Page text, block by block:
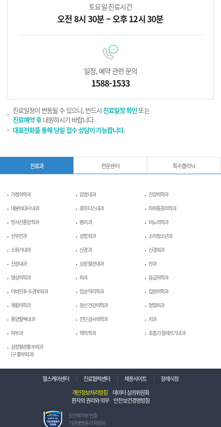
토요일 진료시간
오전 8시 30분 ~ 오후 12시 30분
일정, 예약 관련 문의
1588-1533
진료일정이 변동될 수 있으니, 반드시진료일정 확인또는
진료예약 후내원하시기 바랍니다.
대표전화를 통해 당일 접수 상담이 가능합니다.
진료과 전문센터 특수클리닉
가정의학과 감염내과
건강의학과
내분비대사내과
류마티스내과
마취통증의학과
방사선종양학과
병리과
비뇨의학과
산부인과
성형외과
소아청소년과
소화기내과
신경과
신경외과
신장내과
심장혈관내과
안과
영상의학과
외과
응급의학과
이비인후-두경부외과
임상약리학과
입원의학과
재활의학과
정신건강의학과
정형외과
종양혈액내과
진단검사의학과
치과
피부과
핵의학과
호흡기-알레르기내과
심장혈관흉부외과
(구 흉부외과)
헬스케어센터 진료협력센터 채용사이트
장례식장
개인정보처리방침
데이터 심의위원회
환자의 권리와 의무
안전보건경영방침
보
건
보건복지부 인증
기관생명윤리 위원회